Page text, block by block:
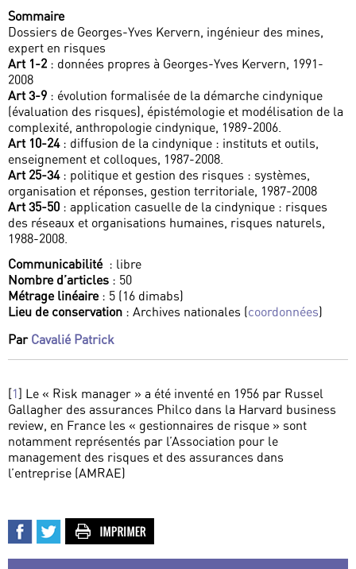
Sommaire
Dossiers de Georges-Yves Kervern, ingénieur des mines,
expert en risques
Art 1-2 : données propres à Georges-Yves Kervern, 1991-
2008
Art 3-9 : évolution formalisée de la démarche cindynique
(évaluation des risques), épistémologie et modélisation de la
complexité, anthropologie cindynique, 1989-2006.
Art 10-24: diffusion de la cindynique : instituts et outils,
enseignement et colloques, 1987-2008.
Art 25-34: politique et gestion des risques : systèmes,
organisation et réponses, gestion territoriale, 1987-2008
Art 35-50 : application casuelle de la cindynique : risques
des réseaux et organisations humaines, risques naturels,
1988-2008.
Communicabilité : libre
Nombre d’articles : 50
Métrage linéaire: 5 (16 dimabs)
Lieu de conservation : Archives nationales (coordonnées)
Par Cavalié Patrick
[1] Le « Risk manager » a été inventé en 1956 par Russel
Gallagher des assurances Philco dans la Harvard business
review, en France les « gestionnaires de risque » sont
notamment représentés par l’Association pour le
management des risques et des assurances dans
l’entreprise (AMRAE)